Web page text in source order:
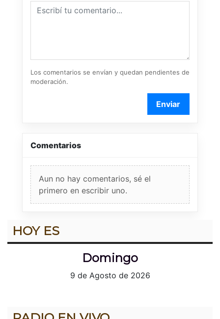
Los comentarios se envían y quedan pendientes de
moderación.
Enviar
Comentarios
Aun no hay comentarios, sé el
primero en escribir uno.
HOY ES
Domingo
9 de Agosto de 2026